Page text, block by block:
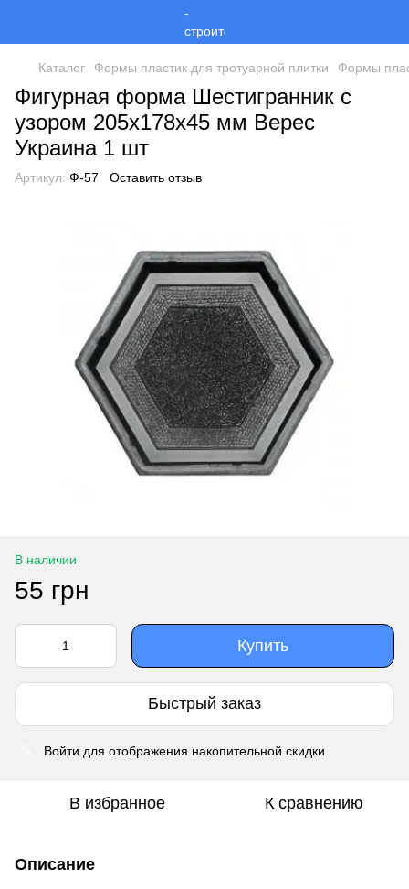
Каталог Формы пластик для тротуарной плитки Формы
Фигурная форма Шестигранник с
узором 205х178х45 мм Верес
Украина 1 шт
Артикул: Ф-57 Оставить отзыв
В наличии
55 грн
Купить
Быстрый заказ
Войти для отображения накопительной скидки
В избранное К сравнению
Описание